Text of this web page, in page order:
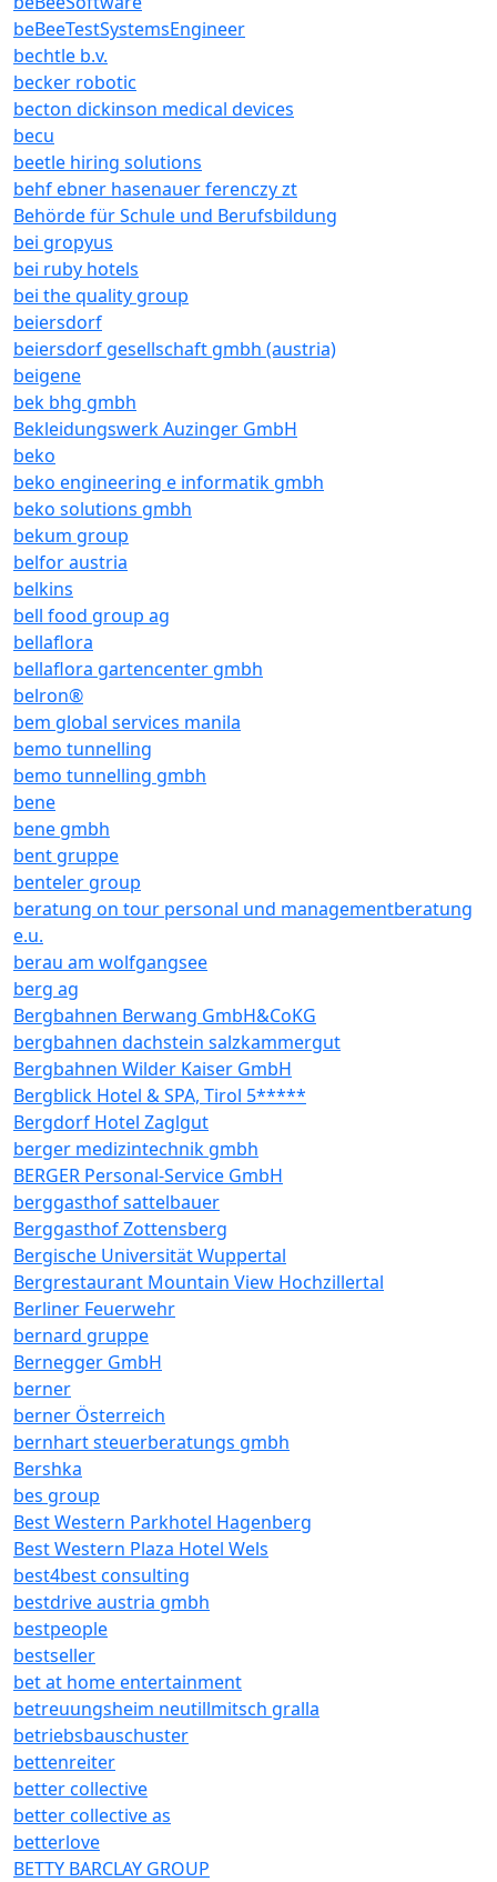
beBeeTestSystemsEngineer
bechtle b.v.
becker robotic
becton dickinson medical devices
becu
beetle hiring solutions
behf ebner hasenauer ferenczy zt
Behörde für Schule und Berufsbildung
bei gropyus
bei ruby hotels
bei the quality group
beiersdorf
beiersdorf gesellschaft gmbh (austria)
beigene
bek bhg gmbh
Bekleidungswerk Auzinger GmbH
beko
beko engineering e informatik gmbh
beko solutions gmbh
bekum group
belfor austria
belkins
bell food group ag
bellaflora
bellaflora gartencenter gmbh
belron®
bem global services manila
bemo tunnelling
bemo tunnelling gmbh
bene
bene gmbh
bent gruppe
benteler group
beratung on tour personal und managementberatung
e.u.
berau am wolfgangsee
berg ag
Bergbahnen Berwang GmbH&CoKG
bergbahnen dachstein salzkammergut
Bergbahnen Wilder Kaiser GmbH
Bergblick Hotel & SPA, Tirol 5*****
Bergdorf Hotel Zaglgut
berger medizintechnik gmbh
BERGER Personal-Service GmbH
berggasthof sattelbauer
Berggasthof Zottensberg
Bergische Universität Wuppertal
Bergrestaurant Mountain View Hochzillertal
Berliner Feuerwehr
bernard gruppe
Bernegger GmbH
berner
berner Österreich
bernhart steuerberatungs gmbh
Bershka
bes group
Best Western Parkhotel Hagenberg
Best Western Plaza Hotel Wels
best4best consulting
bestdrive austria gmbh
bestpeople
bestseller
bet at home entertainment
betreuungsheim neutillmitsch gralla
betriebsbauschuster
bettenreiter
better collective
better collective as
betterlove
BETTY BARCLAY GROUP